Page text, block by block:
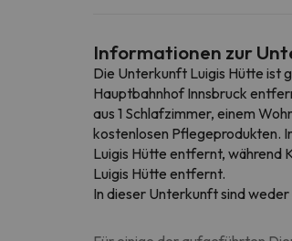
Informationen zur
Die Unterkunft Luigis Hütte ist
Hauptbahnhof Innsbruck
aus 1 Schlafzimmer, einem
kostenlosen Pflegeprodukten.
Luigis Hütte entfernt, während
Luigis Hütte entfernt.
In dieser Unterkunft sind